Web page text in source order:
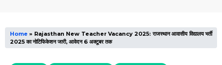
Home » Rajasthan New Teacher Vacancy 2025: राजस्थान आवासीय विद्यालय भर्ती
2025 का नोटिफिकेशन जारी, आवेदन 6 अक्टूबर तक